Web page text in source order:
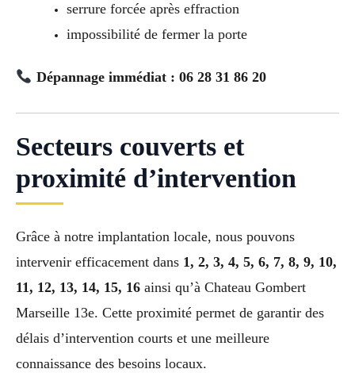
serrure forcée après effraction
impossibilité de fermer la porte
Dépannage immédiat : 06 28 31 86 20
Secteurs couverts et
proximité d’intervention
Grâce à notre implantation locale, nous pouvons
intervenir efficacement dans 1, 2, 3, 4, 5, 6, 7, 8, 9, 10,
11, 12, 13, 14, 15, 16 ainsi qu’à Chateau Gombert
Marseille 13e. Cette proximité permet de garantir des
délais d’intervention courts et une meilleure
connaissance des besoins locaux.